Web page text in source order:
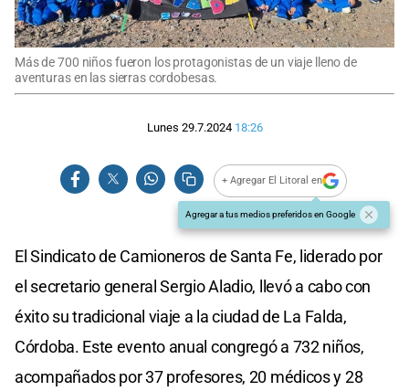
Más de 700 niños fueron los protagonistas de un viaje lleno de
aventuras en las sierras cordobesas.
Lunes 29.7.2024 18:26
+ Agregar El Litoral en
Agregar a tus medios preferidos en Google
El Sindicato de Camioneros de Santa Fe, liderado por
el secretario general Sergio Aladio, llevó a cabo con
éxito su tradicional viaje a la ciudad de La Falda,
Córdoba. Este evento anual congregó a 732 niños,
acompañados por 37 profesores, 20 médicos y 28